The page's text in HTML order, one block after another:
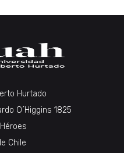
Hurtado
O´Higgins 1825
Chile